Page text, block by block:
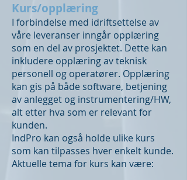
Kurs/opplæring
I forbindelse med idriftsettelse av
våre leveranser inngår opplæring
som en del av prosjektet. Dette kan
inkludere opplæring av teknisk
personell og operatører. Opplæring
kan gis på både software, betjening
av anlegget og instrumentering/HW,
alt etter hva som er relevant for
kunden.
IndPro kan også holde ulike kurs
som kan tilpasses hver enkelt kunde.
Aktuelle tema for kurs kan være: